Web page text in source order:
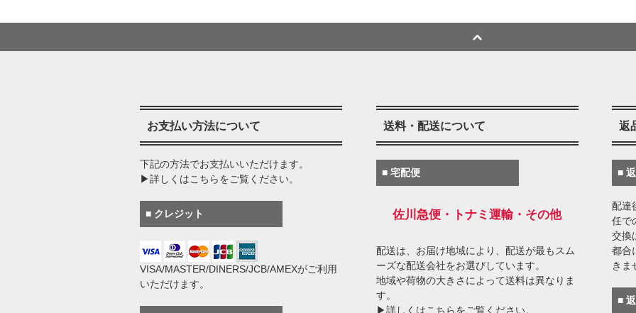
お支払い方法について
下記の方法でお支払いいただけます。
▶詳しくはこちらをご覧ください。
■ クレジット
VISA/MASTER/DINERS/JCB/AMEXがご利用
いただけます。
送料・配送について
■ 宅配便
佐川急便・トナミ運輸・その他
配送は、お届け地域により、配送が最もスム
ーズな配送会社をお選びしています。
地域や荷物の大きさによって送料は異なりま
す。
▶詳しくはこちらをご覧ください。
返
■
配達
任で
交換
都合
きま
■